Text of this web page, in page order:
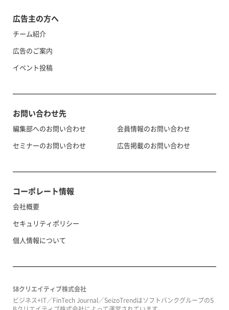
広告主の方へ
チーム紹介
広告のご案内
イベント投稿
お問い合わせ先
編集部へのお問い合わせ
セミナーのお問い合わせ
会員情報のお問い合わせ
広告掲載のお問い合わせ
コーポレート情報
会社概要
セキュリティポリシー
個人情報について
SBクリエイティブ株式会社
ビジネス+IT／FinTech Journal／SeizoTrendはソフトバンクグループのS